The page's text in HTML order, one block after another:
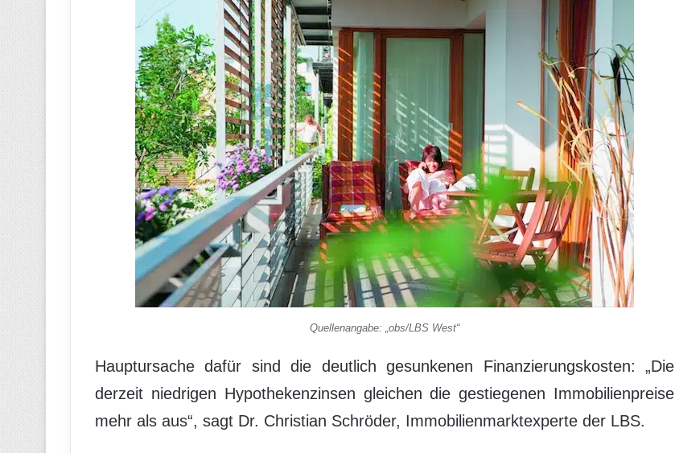
Quellenangabe: „obs/LBS West“
Hauptursache dafür sind die deutlich gesunkenen Finanzierungskosten: „Die
derzeit niedrigen Hypothekenzinsen gleichen die gestiegenen Immobilienpreise
mehr als aus“, sagt Dr. Christian Schröder, Immobilienmarktexperte der LBS.